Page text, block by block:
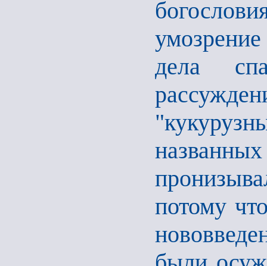
дела
потому